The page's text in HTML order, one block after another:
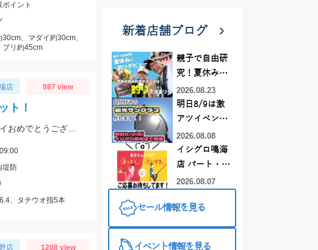
イント
30cm、マダイ約30cm、
ブリ約45cm
店 987 view
ト！
堤防
、タチウオ指5本
店 1208 view
新着店舗ブログ
親子で自由研
究！夏休みに
釣りデビュー
2026.08.23
明日8/9は激
アツイベント
日！！！～オ
ーダー偏光グ
ラス受注会～
2026.08.08
イシグロ鳴海
店 パート・ア
ルバイトスタ
募集中！
2026.08.07
セール情報を見る
イベント情報を見る